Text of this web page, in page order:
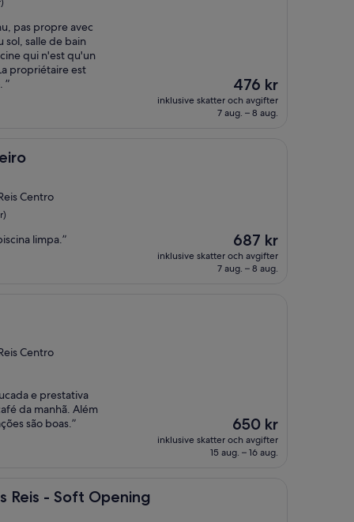
pas propre avec
sol, salle de bain
qui n'est qu'un
propriétaire est
”
Priset
är
476 kr
476 kr
inklusive skatter och avgifter
7 aug. – 8 aug.
Centro
limpa.”
Priset
är
687 kr
687 kr
inklusive skatter och avgifter
7 aug. – 8 aug.
Centro
e prestativa
da manhã. Além
são boas.”
Priset
är
650 kr
650 kr
inklusive skatter och avgifter
15 aug. – 16 aug.
Reis - Soft Opening
Opening